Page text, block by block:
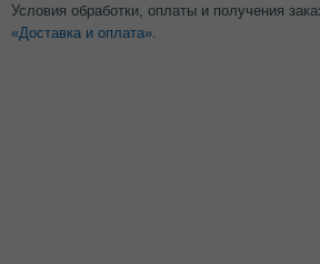
Условия обработки, оплаты и получения
«Доставка и оплата»